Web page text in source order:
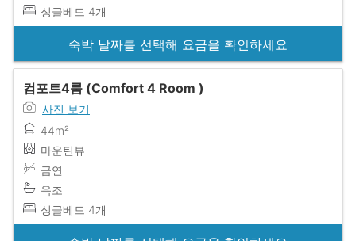
싱글베드 4개
숙박 날짜를 선택해 요금을 확인하세요
컴포트4룸 (Comfort 4 Room )
사진 보기
44m²
마운틴뷰
금연
욕조
싱글베드 4개